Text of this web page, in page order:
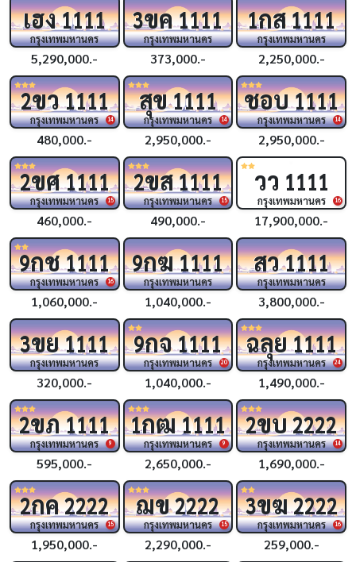
เฮง1111
กรุงเทพมหานคร
5,290,000.-
3ขค1111
กรุงเทพมหานคร
373,000.-
1กส1111
กรุงเทพมหานคร
2,250,000.-
14
2ขว1111
กรุงเทพมหานคร
480,000.-
14
สุข1111
กรุงเทพมหานคร
2,950,000.-
14
ชอบ1111
กรุงเทพมหานคร
2,950,000.-
15
2ขศ1111
กรุงเทพมหานคร
460,000.-
15
2ขส1111
กรุงเทพมหานคร
490,000.-
16
วว 1111
กรุงเทพมหานคร
17,900,000.-
16
9กช1111
กรุงเทพมหานคร
1,060,000.-
9กฆ1111
กรุงเทพมหานคร
1,040,000.-
สว1111
กรุงเทพมหานคร
3,800,000.-
3ขย1111
กรุงเทพมหานคร
320,000.-
20
9กจ1111
กรุงเทพมหานคร
1,040,000.-
24
ฉลุย1111
กรุงเทพมหานคร
1,490,000.-
9
2ขภ1111
กรุงเทพมหานคร
595,000.-
9
1กฒ1111
กรุงเทพมหานคร
2,650,000.-
14
2ขบ2222
กรุงเทพมหานคร
1,690,000.-
15
2กค2222
กรุงเทพมหานคร
1,950,000.-
15
ฌข2222
กรุงเทพมหานคร
2,290,000.-
16
3ขฆ2222
กรุงเทพมหานคร
259,000.-